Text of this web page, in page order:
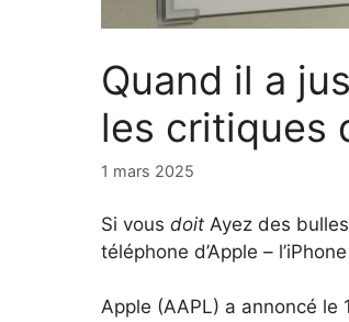
Quand il a
les critiques
1 mars 2025
Si vous doit Ayez des
téléphone d’Apple –
Apple (AAPL) a annoncé le